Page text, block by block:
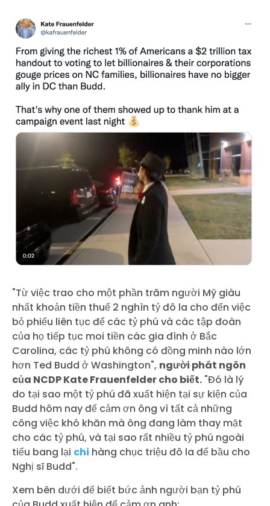
"Từ việc trao cho một phần trăm người Mỹ giàu
nhất khoản tiền thuế 2 nghìn tỷ đô la cho đến việc
bỏ phiếu liên tục để các tỷ phú và các tập đoàn
của họ tiếp tục moi tiền các gia đình ở Bắc
Carolina, các tỷ phú không có đồng minh nào lớn
hơn Ted Budd ở Washington", người phát ngôn
của NCDP Kate Frauenfelder cho biết. "Đó là lý
do tại sao một tỷ phú đã xuất hiện tại sự kiện của
Budd hôm nay để cảm ơn ông vì tất cả những
công việc khó khăn mà ông đang làm thay mặt
cho các tỷ phú, và tại sao rất nhiều tỷ phú ngoài
tiểu bang lại chi hàng chục triệu đô la để bầu cho
Nghị sĩ Budd".
Xem bên dưới để biết bức ảnh người bạn tỷ phú